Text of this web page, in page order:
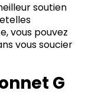
soutien
vous pouvez
vous soucier
G